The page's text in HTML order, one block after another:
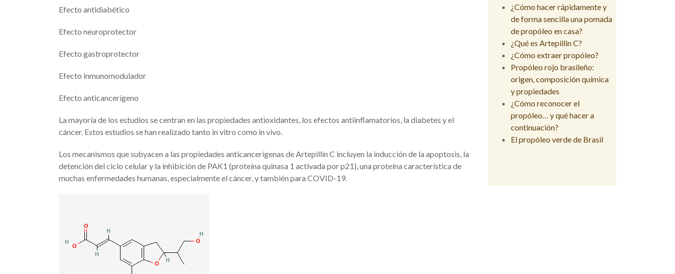
Efecto antidiabético
Efecto neuroprotector
Efecto gastroprotector
Efecto inmunomodulador
Efecto anticancerígeno
La mayoría de los estudios se centran en las propiedades antioxidantes, los efectos antiinflamatorios, la diabetes y el
cáncer. Estos estudios se han realizado tanto in vitro como in vivo.
Los mecanismos que subyacen a las propiedades anticancerígenas de Artepillin C incluyen la inducción de la apoptosis, la
detención del ciclo celular y la inhibición de PAK1 (proteína quinasa 1 activada por p21), una proteína característica de
muchas enfermedades humanas, especialmente el cáncer, y también para COVID-19.
¿Cómo hacer rápidamente y
de forma sencilla una pomada
de propóleo en casa?
¿Qué es Artepillin C?
¿Cómo extraer propóleo?
Propóleo rojo brasileño:
origen, composición química
y propiedades
¿Cómo reconocer el
propóleo… y qué hacer a
continuación?
El propóleo verde de Brasil